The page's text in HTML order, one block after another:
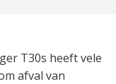
T30s heeft vele
afval van